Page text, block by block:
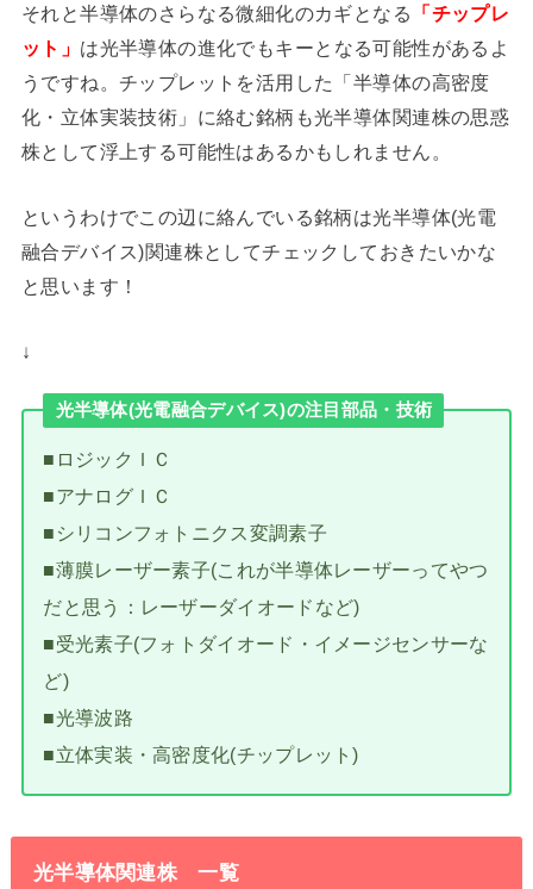
それと半導体のさらなる微細化のカギとなる
「チップレ
ット」 は光半導体の進化でもキーとなる可能性があるよ
うですね。チップレットを活用した「半導体の高密度
化・立体実装技術」に絡む銘柄も光半導体関連株の思惑
株として浮上する可能性はあるかもしれません。
というわけでこの辺に絡んでいる銘柄は光半導体(光電
融合デバイス)関連株としてチェックしておきたいかな
と思います！
↓
光半導体(光電融合デバイス)の注目部品・技術
■ロジックＩＣ
■アナログＩＣ
■シリコンフォトニクス変調素子
■薄膜レーザー素子(これが半導体レーザーってやつ
だと思う：レーザーダイオードなど)
■受光素子(フォトダイオード・イメージセンサーな
ど)
■光導波路
■立体実装・高密度化(チップレット)
光半導体関連株 一覧